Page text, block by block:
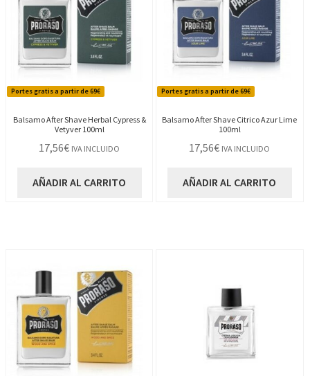
Portes gratis a partir de 69€
Balsamo After Shave Herbal Cypress &
Vetyver 100ml
17,56€ IVA INCLUIDO
AÑADIR AL CARRITO
Portes gratis a partir de 69€
Balsamo After Shave Citrico Azur Lime
100ml
17,56€ IVA INCLUIDO
AÑADIR AL CARRITO